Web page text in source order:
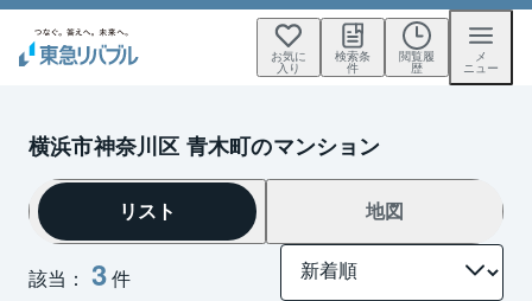
お気に
入り
検索条
件
閲覧履
歴
メ
ニュー
横浜市神奈川区 青木町のマンション
該当： 3件
リスト 地図